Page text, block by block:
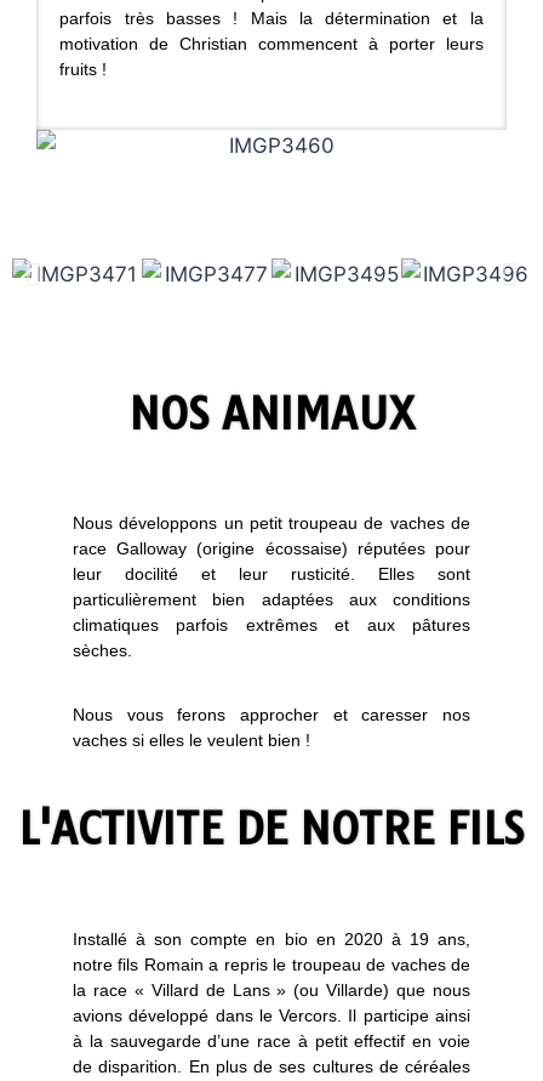
parfois très basses ! Mais la détermination et la
motivation de Christian commencent à porter leurs
fruits !
NOS ANIMAUX
Nous développons un petit troupeau de vaches de
race Galloway (origine écossaise) réputées pour
leur docilité et leur rusticité. Elles sont
particulièrement bien adaptées aux conditions
climatiques parfois extrêmes et aux pâtures
sèches.
Nous vous ferons approcher et caresser nos
vaches si elles le veulent bien !
L'ACTIVITE DE NOTRE FILS
Installé à son compte en bio en 2020 à 19 ans,
notre fils Romain a repris le troupeau de vaches de
la race « Villard de Lans » (ou Villarde) que nous
avions développé dans le Vercors. Il participe ainsi
à la sauvegarde d’une race à petit effectif en voie
de disparition. En plus de ses cultures de céréales